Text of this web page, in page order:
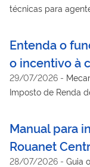
técnicas para
Entenda o
o incentivo à
29/07/2026 -
Imposto de Renda
Manual para
Rouanet
28/07/2026 - Guia